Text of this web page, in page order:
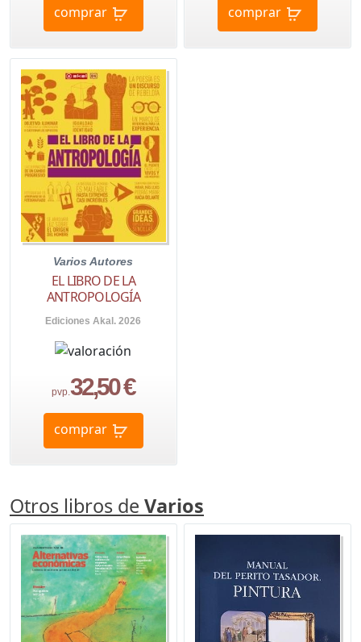
comprar comprar
Varios Autores
EL LIBRO DE LA
ANTROPOLOGÍA
Ediciones Akal. 2026
pvp.32,50 €
comprar
Otros libros de Varios